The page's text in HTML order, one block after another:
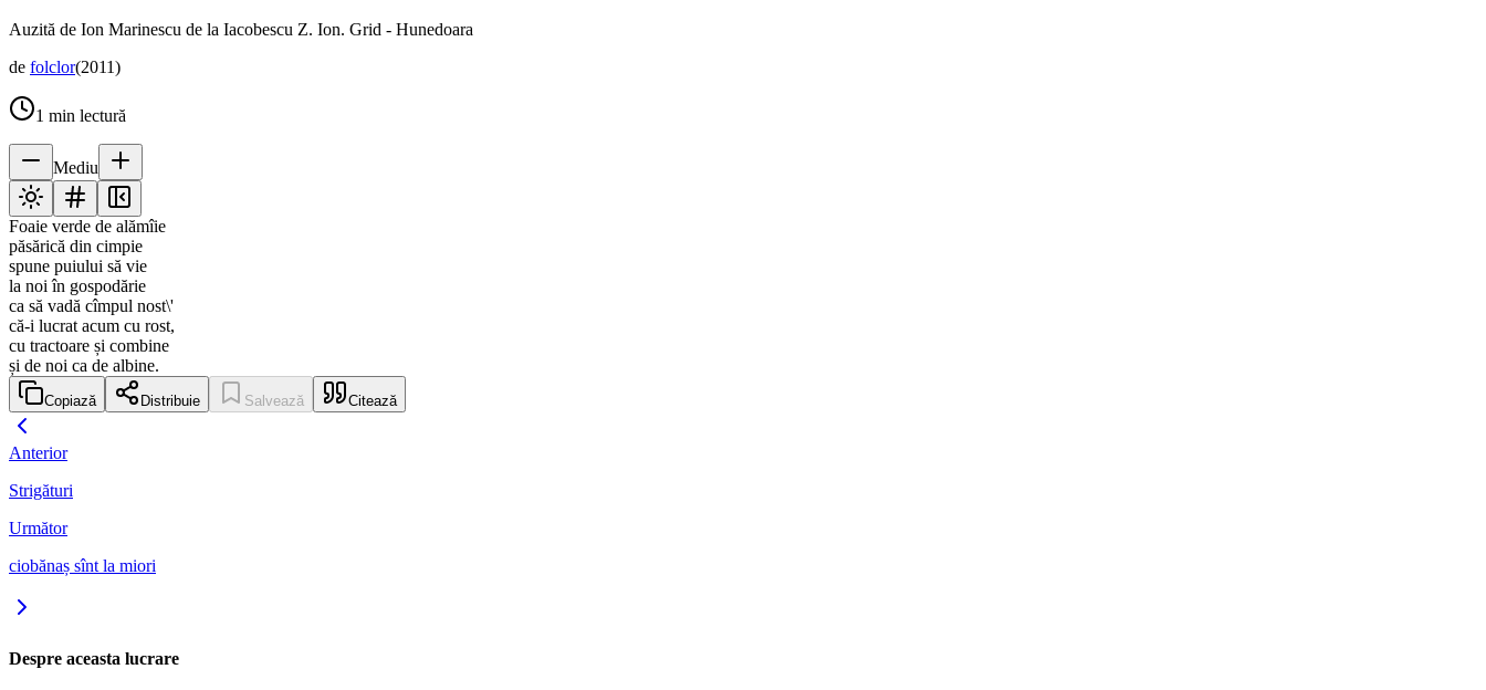
Auzită de Ion Marinescu de la Iacobescu Z. Ion. Grid - Hunedoara
de folclor(2011)
1 min lectură
Mediu
Foaie verde de alămîie
păsărică din cimpie
spune puiului să vie
la noi în gospodărie
ca să vadă cîmpul nost\'
că-i lucrat acum cu rost,
cu tractoare și combine
și de noi ca de albine.
Copiază Distribuie Salvează Citează
Anterior
Strigături
Următor
ciobănaș sînt la miori
Despre aceasta lucrare